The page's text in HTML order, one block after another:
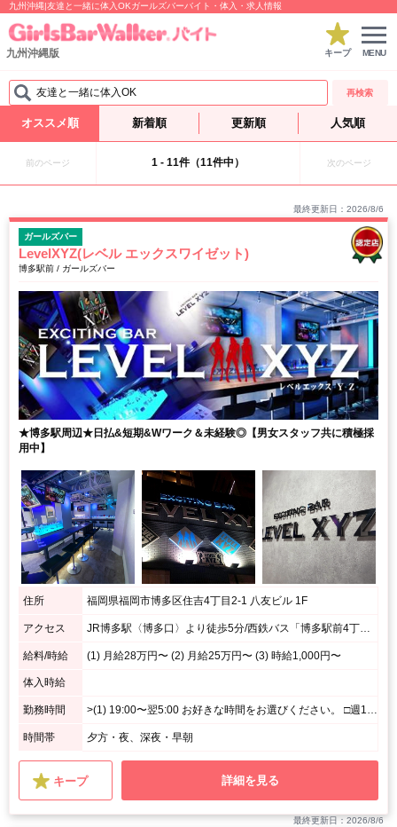
九州沖縄|友達と一緒に体入OKガールズバーバイト・体入・求人情報
九州沖縄版 キープ MENU
友達と一緒に体入OK 再検索
オススメ順 新着順 更新順 人気順
前のページ 1 - 11件（11件中） 次のページ
最終更新日：2026/8/6
ガールズバー
LevelXYZ(レベル エックスワイゼット)
博多駅前 / ガールズバー
★博多駅周辺★日払&短期&Wワーク＆未経験◎【男女スタッフ共に積極採
用中】
住所 福岡県福岡市博多区住吉4丁目2-1 八友ビル 1F
アクセス JR博多駅〈博多口〉より徒歩5分/西鉄バス「博多駅前4丁目」より徒歩1分
給料/時給 (1) 月給28万円〜 (2) 月給25万円〜 (3) 時給1,000円〜
体入時給
勤務時間 >(1) 19:00〜翌5:00 お好きな時間をお選びください。 □週1日、1日4時間～勤務可能 □平日のみ、週末のみ、短時間勤務OK □好きな時、空いてる時間に勤務OK (2) 19:00〜0:00(シフト制)
時間帯 夕方・夜、深夜・早朝
キープ 詳細を見る
最終更新日：2026/8/6